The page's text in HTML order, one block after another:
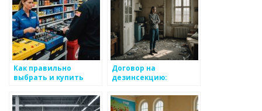
Как правильно
выбрать и купить
аккумулятор в Санкт-
Петербурге
Договор на
дезинсекцию:
насекомых в Санкт-
Петербурге